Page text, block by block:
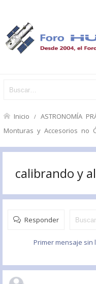
Inicio ASTRONOMÍA
Monturas y Accesorios no
calibrando y
Responder
Primer mensaje sin